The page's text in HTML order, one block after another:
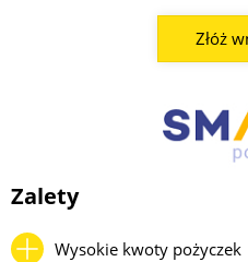
Złóż
Zalety
Wysokie kwoty pożyczek